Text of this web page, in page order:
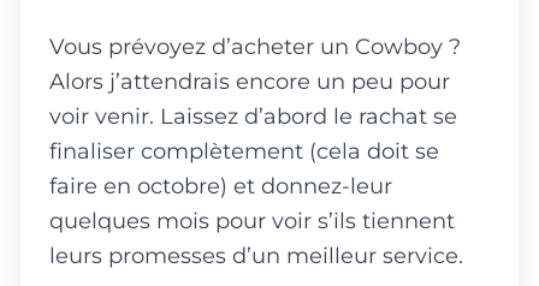
Vous prévoyez d’acheter un Cowboy ?
Alors j’attendrais encore un peu pour
voir venir. Laissez d’abord le rachat se
finaliser complètement (cela doit se
faire en octobre) et donnez-leur
quelques mois pour voir s’ils tiennent
leurs promesses d’un meilleur service.